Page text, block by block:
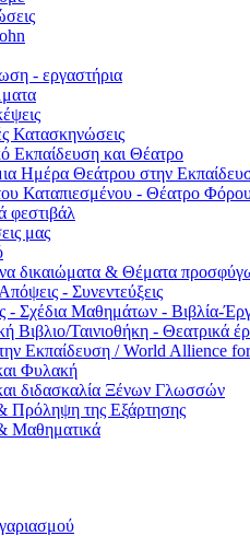
- εργαστήρια
Κατασκηνώσεις
Εκπαίδευση και Θέατρο
Ημέρα Θεάτρου στην
Καταπιεσμένου - Θέατρο
φεστιβάλ
μας
δικαιώματα & Θέματα
- Συνεντεύξεις
- Σχέδια Μαθημάτων - Βιβλία-
Βιβλιο/Ταινιοθήκη - Θεατρικά
Εκπαίδευση / World Allience
Φυλακή
διδασκαλία Ξένων Γλωσσών
Πρόληψη της Εξάρτησης
Μαθηματικά